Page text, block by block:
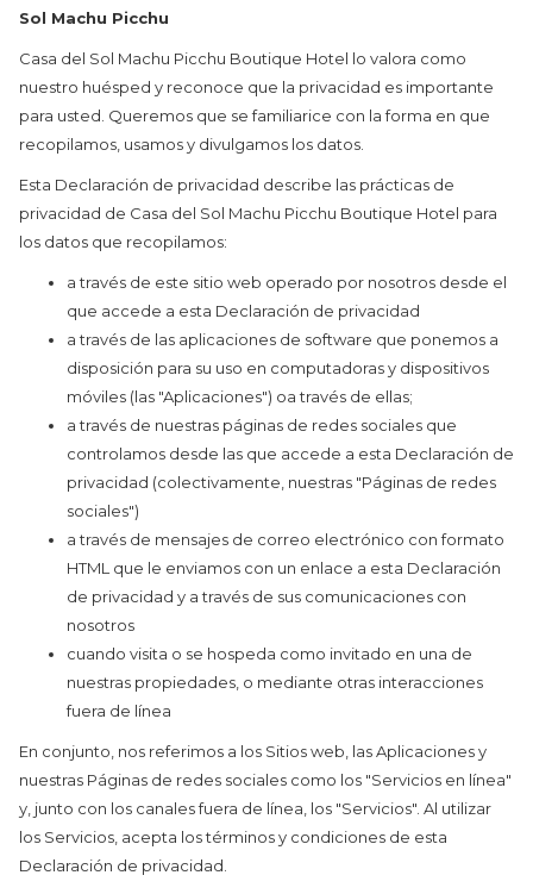
Sol Machu Picchu
Casa del Sol Machu Picchu Boutique Hotel lo valora como
nuestro huésped y reconoce que la privacidad es importante
para usted. Queremos que se familiarice con la forma en que
recopilamos, usamos y divulgamos los datos.
Esta Declaración de privacidad describe las prácticas de
privacidad de Casa del Sol Machu Picchu Boutique Hotel para
los datos que recopilamos:
a través de este sitio web operado por nosotros desde el
que accede a esta Declaración de privacidad
a través de las aplicaciones de software que ponemos a
disposición para su uso en computadoras y dispositivos
móviles (las "Aplicaciones") oa través de ellas;
a través de nuestras páginas de redes sociales que
controlamos desde las que accede a esta Declaración de
privacidad (colectivamente, nuestras "Páginas de redes
sociales")
a través de mensajes de correo electrónico con formato
HTML que le enviamos con un enlace a esta Declaración
de privacidad y a través de sus comunicaciones con
nosotros
cuando visita o se hospeda como invitado en una de
nuestras propiedades, o mediante otras interacciones
fuera de línea
En conjunto, nos referimos a los Sitios web, las Aplicaciones y
nuestras Páginas de redes sociales como los "Servicios en línea"
y, junto con los canales fuera de línea, los "Servicios". Al utilizar
los Servicios, acepta los términos y condiciones de esta
Declaración de privacidad.